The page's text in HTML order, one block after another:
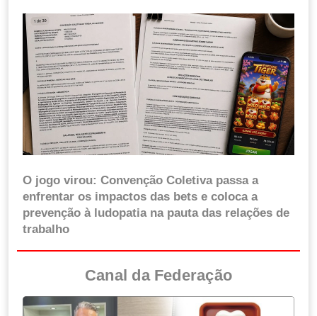
O jogo virou: Convenção Coletiva passa a
enfrentar os impactos das bets e coloca a
prevenção à ludopatia na pauta das relações de
trabalho
Canal da Federação